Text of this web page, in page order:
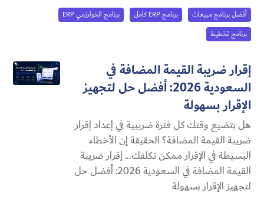
أفضل برنامج مبيعات برنامج ERP كامل
برنامج الخوارزمي ERP
برنامج تخطيط
إقرار ضريبة القيمة المضافة في
السعودية 2026: أفضل حل لتجهيز
الإقرار بسهولة
هل بتضيع وقتك كل فترة ضريبية في إعداد إقرار
ضريبة القيمة المضافة؟ الحقيقة إن الأخطاء
البسيطة في الإقرار ممكن تكلفك... إقرار ضريبة
القيمة المضافة في السعودية 2026: أفضل حل
لتجهيز الإقرار بسهولة